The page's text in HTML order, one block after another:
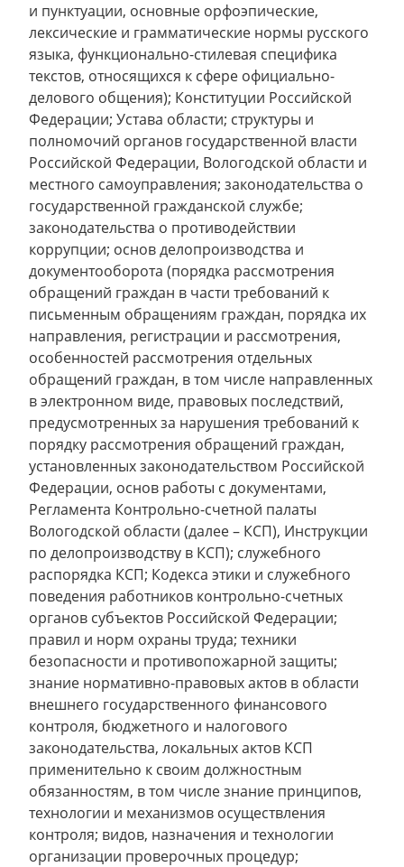
и пунктуации, основные орфоэпические,
лексические и грамматические нормы русского
языка, функционально-стилевая специфика
текстов, относящихся к сфере официально-
делового общения); Конституции Российской
Федерации; Устава области; структуры и
полномочий органов государственной власти
Российской Федерации, Вологодской области и
местного самоуправления; законодательства о
государственной гражданской службе;
законодательства о противодействии
коррупции; основ делопроизводства и
документооборота (порядка рассмотрения
обращений граждан в части требований к
письменным обращениям граждан, порядка их
направления, регистрации и рассмотрения,
особенностей рассмотрения отдельных
обращений граждан, в том числе направленных
в электронном виде, правовых последствий,
предусмотренных за нарушения требований к
порядку рассмотрения обращений граждан,
установленных законодательством Российской
Федерации, основ работы с документами,
Регламента Контрольно-счетной палаты
Вологодской области (далее – КСП), Инструкции
по делопроизводству в КСП); служебного
распорядка КСП; Кодекса этики и служебного
поведения работников контрольно-счетных
органов субъектов Российской Федерации;
правил и норм охраны труда; техники
безопасности и противопожарной защиты;
знание нормативно-правовых актов в области
внешнего государственного финансового
контроля, бюджетного и налогового
законодательства, локальных актов КСП
применительно к своим должностным
обязанностям, в том числе знание принципов,
технологии и механизмов осуществления
контроля; видов, назначения и технологии
организации проверочных процедур;